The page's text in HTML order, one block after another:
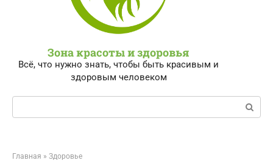
Зона красоты и здоровья
Всё, что нужно знать, чтобы быть красивым и
здоровым человеком
Поиск:
Главная » Здоровье